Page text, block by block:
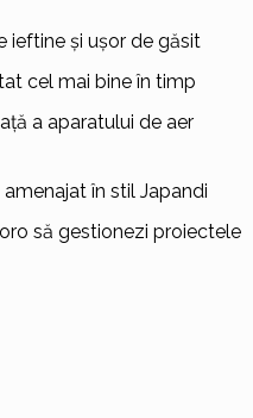
ieftine și ușor de găsit
cel mai bine în timp
a aparatului de aer
în stil Japandi
să gestionezi proiectele